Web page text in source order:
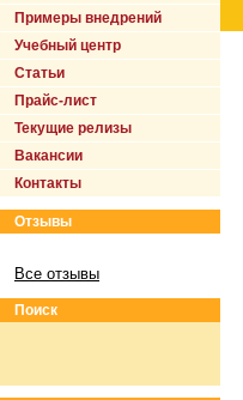
Примеры внедрений
Учебный центр
Статьи
Прайс-лист
Текущие релизы
Вакансии
Контакты
Отзывы
Все отзывы
Поиск